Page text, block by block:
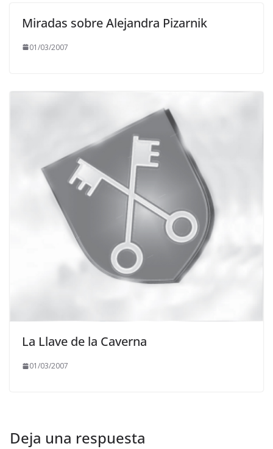
Miradas sobre Alejandra Pizarnik
01/03/2007
La Llave de la Caverna
01/03/2007
Deja una respuesta